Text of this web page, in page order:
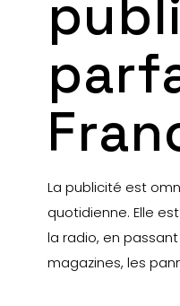
La publicité est
quotidienne. Elle
la radio, en
magazines, les